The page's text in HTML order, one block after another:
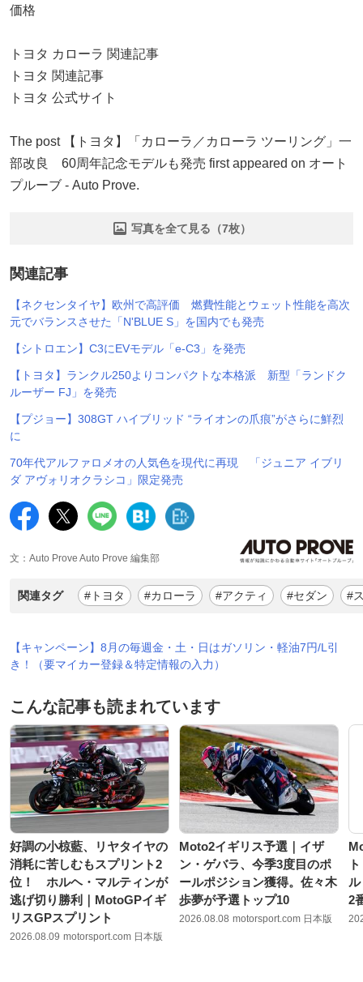
価格
トヨタ カローラ 関連記事
トヨタ 関連記事
トヨタ 公式サイト
The post 【トヨタ】「カローラ／カローラ ツーリング」一
部改良 60周年記念モデルも発売 first appeared on オート
プルーブ - Auto Prove.
写真を全て見る（7枚）
関連記事
【ネクセンタイヤ】欧州で高評価 燃費性能とウェット性能を高次
元でバランスさせた「N'BLUE S」を国内でも発売
【シトロエン】C3にEVモデル「e-C3」を発売
【トヨタ】ランクル250よりコンパクトな本格派 新型「ランドク
ルーザー FJ」を発売
【プジョー】308GT ハイブリッド “ライオンの爪痕”がさらに鮮烈
に
70年代アルファロメオの人気色を現代に再現 「ジュニア イブリ
ダ アヴォリオクラシコ」限定発売
文：Auto Prove Auto Prove 編集部
関連タグ #トヨタ #カローラ #アクティ #セダン #
【キャンペーン】8月の毎週金・土・日はガソリン・軽油7円/L引
き！（要マイカー登録＆特定情報の入力）
こんな記事も読まれています
好調の小椋藍、リヤタイヤの
消耗に苦しむもスプリント2
位！ ホルヘ・マルティンが
逃げ切り勝利｜MotoGPイギ
リスGPスプリント
2026.08.09 motorsport.com 日本版
Moto2イギリス予選｜イザ
ン・ゲバラ、今季3度目のポ
ールポジション獲得。佐々木
歩夢が予選トップ10
2026.08.08 motorsport.com 日本版
2